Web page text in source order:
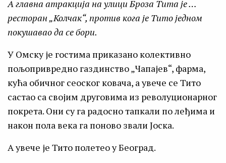
А главна атракција на улици Броза Тита је …
ресторан „Колчак“, против кога је Тито једном
покушавао да се бори.
У Омску је гостима приказано колективно
пољопривредно газдинство „Чапајев“, фарма,
кућа обичног сеоског ковача, а увече се Тито
састао са својим друговима из револуционарног
покрета. Они су га радосно тапкали по леђима и
након пола века га поново звали Јоска.
А увече је Тито полетео у Београд.